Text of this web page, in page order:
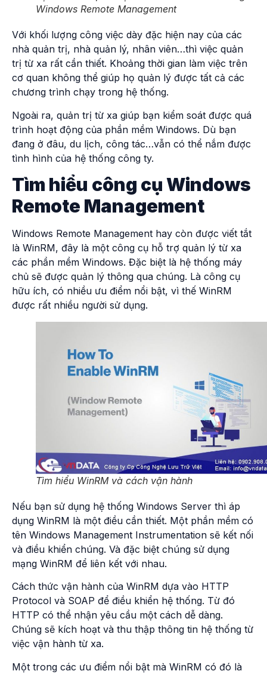
Windows Remote Management
Với khối lượng công việc dày đặc hiện nay của các
nhà quản trị, nhà quản lý, nhân viên…thì việc quản
trị từ xa rất cần thiết. Khoảng thời gian làm việc trên
cơ quan không thể giúp họ quản lý được tất cả các
chương trình chạy trong hệ thống.
Ngoài ra, quản trị từ xa giúp bạn kiểm soát được quá
trình hoạt động của phần mềm Windows. Dù bạn
đang ở đâu, du lịch, công tác…vẫn có thể nắm được
tình hình của hệ thống công ty.
Tìm hiểu công cụ Windows
Remote Management
Windows Remote Management hay còn được viết tắt
là WinRM, đây là một công cụ hỗ trợ quản lý từ xa
các phần mềm Windows. Đặc biệt là hệ thống máy
chủ sẽ được quản lý thông qua chúng. Là công cụ
hữu ích, có nhiều ưu điểm nổi bật, vì thế WinRM
được rất nhiều người sử dụng.
Tìm hiểu WinRM và cách vận hành
Nếu bạn sử dụng hệ thống Windows Server thì áp
dụng WinRM là một điều cần thiết. Một phần mềm có
tên Windows Management Instrumentation sẽ kết nối
và điều khiển chúng. Và đặc biệt chúng sử dụng
mạng WinRM để liên kết với nhau.
Cách thức vận hành của WinRM dựa vào HTTP
Protocol và SOAP để điều khiển hệ thống. Từ đó
HTTP có thể nhận yêu cầu một cách dễ dàng.
Chúng sẽ kích hoạt và thu thập thông tin hệ thống từ
việc vận hành từ xa.
Một trong các ưu điểm nổi bật mà WinRM có đó là